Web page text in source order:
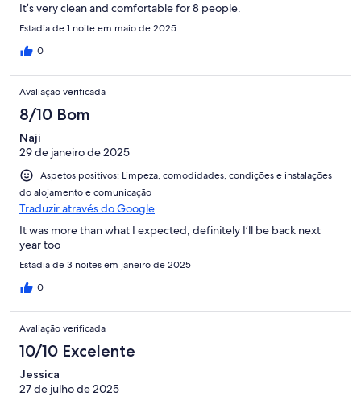
It’s very clean and comfortable for 8 people.
Estadia de 1 noite em maio de 2025
0
Avaliação verificada
8/10 Bom
Naji
29 de janeiro de 2025
Aspetos positivos: Limpeza, comodidades, condições e instalações
do alojamento e comunicação
Traduzir através do Google
It was more than what I expected, definitely I’ll be back next
year too
Estadia de 3 noites em janeiro de 2025
0
Avaliação verificada
10/10 Excelente
Jessica
27 de julho de 2025